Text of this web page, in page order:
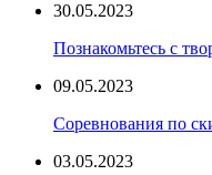
30.05.2023
Познакомьтесь с
09.05.2023
Соревнования по
03.05.2023